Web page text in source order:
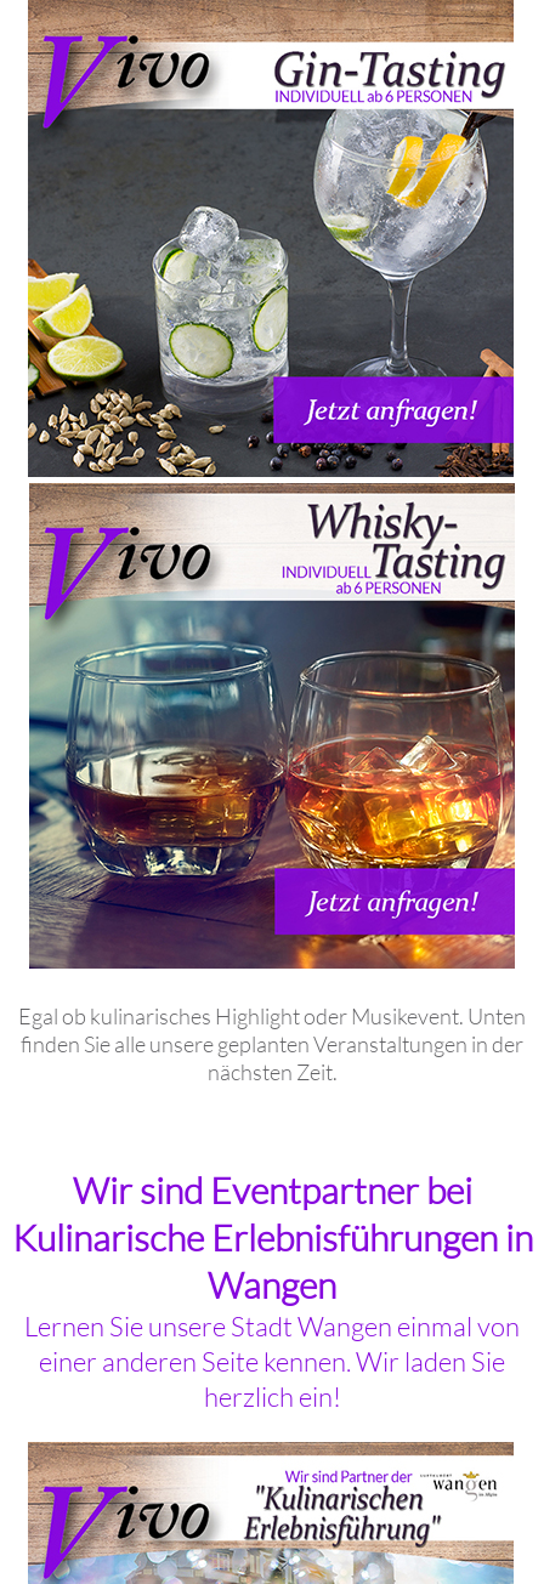
Egal ob kulinarisches Highlight oder Musikevent. Unten
finden Sie alle unsere geplanten Veranstaltungen in der
nächsten Zeit.
Wir sind Eventpartner bei
Kulinarische Erlebnisführungen in
Wangen
Lernen Sie unsere Stadt Wangen einmal von
einer anderen Seite kennen. Wir laden Sie
herzlich ein!